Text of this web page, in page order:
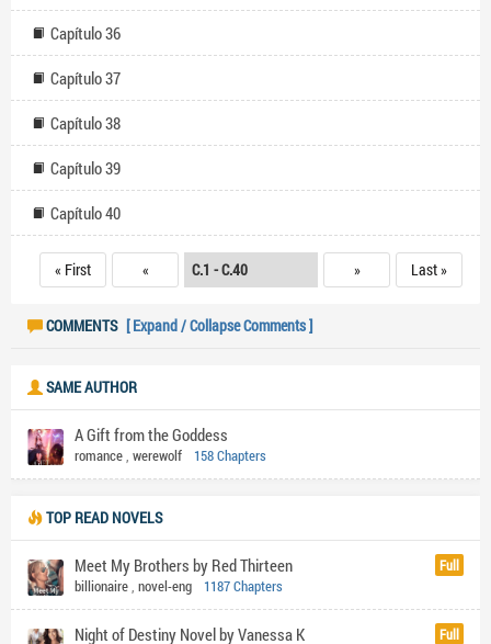
Capítulo 36
Capítulo 37
Capítulo 38
Capítulo 39
Capítulo 40
« First « » Last »
COMMENTS [ Expand / Collapse Comments ]
SAME AUTHOR
A Gift from the Goddess
romance, werewolf 158 Chapters
TOP READ NOVELS
Full
Meet My Brothers by Red Thirteen
billionaire, novel-eng 1187 Chapters
Full
Night of Destiny Novel by Vanessa K